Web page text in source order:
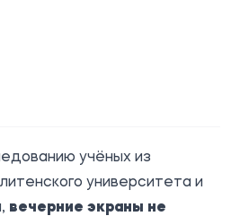
учёных из
университета и
вечерние экраны не